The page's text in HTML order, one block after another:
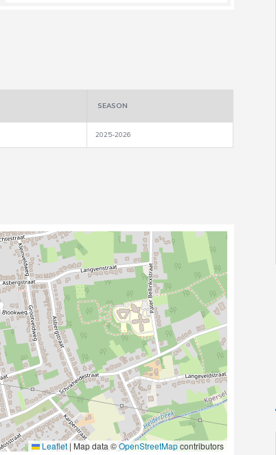
SEASON
2025-2026
Leaflet | Map data ©OpenStreetMapcontributors